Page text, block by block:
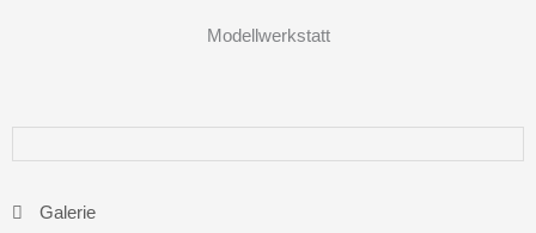
Modellwerkstatt
Galerie